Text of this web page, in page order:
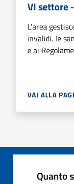
VI settore
L'area
invalidi, le
e ai
VAI ALLA
Quanto